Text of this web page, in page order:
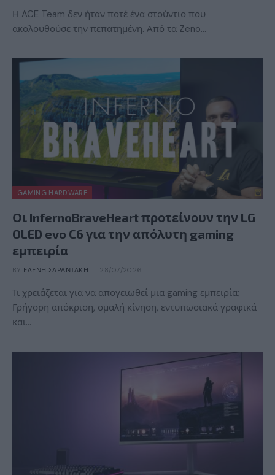
Η ACE Team δεν ήταν ποτέ ένα στούντιο που
ακολουθούσε την πεπατημένη. Από τα Zeno…
GAMING HARDWARE
Οι InfernoBraveHeart προτείνουν την LG
OLED evo C6 για την απόλυτη gaming
εμπειρία
BY ΕΛΈΝΗ ΣΑΡΑΝΤΆΚΗ 28/07/2026
Τι χρειάζεται για να απογειωθεί μια gaming εμπειρία;
Γρήγορη απόκριση, ομαλή κίνηση, εντυπωσιακά γραφικά
και…